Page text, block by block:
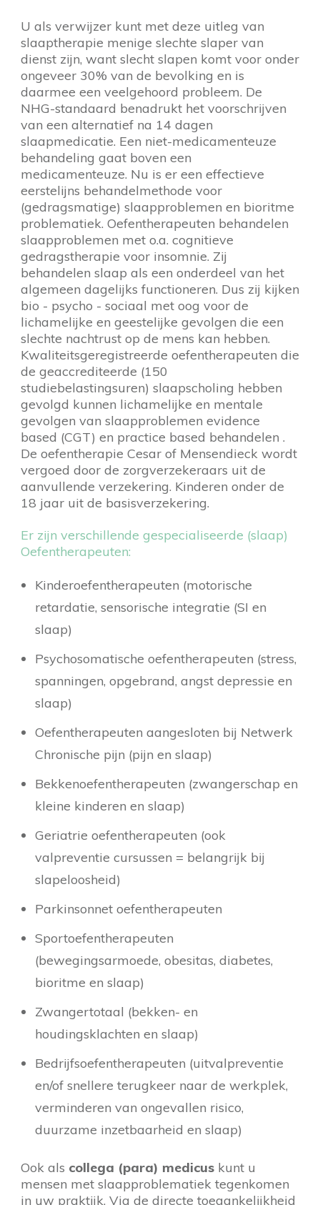
U als verwijzer kunt met deze uitleg van
slaaptherapie menige slechte slaper van
dienst zijn, want slecht slapen komt voor onder
ongeveer 30% van de bevolking en is
daarmee een veelgehoord probleem. De
NHG-standaard benadrukt het voorschrijven
van een alternatief na 14 dagen
slaapmedicatie. Een niet-medicamenteuze
behandeling gaat boven een
medicamenteuze. Nu is er een effectieve
eerstelijns behandelmethode voor
(gedragsmatige) slaapproblemen en bioritme
problematiek. Oefentherapeuten behandelen
slaapproblemen met o.a. cognitieve
gedragstherapie voor insomnie. Zij
behandelen slaap als een onderdeel van het
algemeen dagelijks functioneren. Dus zij kijken
bio - psycho - sociaal met oog voor de
lichamelijke en geestelijke gevolgen die een
slechte nachtrust op de mens kan hebben.
Kwaliteitsgeregistreerde oefentherapeuten die
de geaccrediteerde (150
studiebelastingsuren) slaapscholing hebben
gevolgd kunnen lichamelijke en mentale
gevolgen van slaapproblemen evidence
based (CGT) en practice based behandelen .
De oefentherapie Cesar of Mensendieck wordt
vergoed door de zorgverzekeraars uit de
aanvullende verzekering. Kinderen onder de
18 jaar uit de basisverzekering.
Er zijn verschillende gespecialiseerde (slaap)
Oefentherapeuten:
Kinderoefentherapeuten (motorische
retardatie, sensorische integratie (SI en
slaap)
Psychosomatische oefentherapeuten (stress,
spanningen, opgebrand, angst depressie en
slaap)
Oefentherapeuten aangesloten bij Netwerk
Chronische pijn (pijn en slaap)
Bekkenoefentherapeuten (zwangerschap en
kleine kinderen en slaap)
Geriatrie oefentherapeuten (ook
valpreventie cursussen = belangrijk bij
slapeloosheid)
Parkinsonnet oefentherapeuten
Sportoefentherapeuten
(bewegingsarmoede, obesitas, diabetes,
bioritme en slaap)
Zwangertotaal (bekken- en
houdingsklachten en slaap)
Bedrijfsoefentherapeuten (uitvalpreventie
en/of snellere terugkeer naar de werkplek,
verminderen van ongevallen risico,
duurzame inzetbaarheid en slaap)
Ook als collega (para) medicus kunt u
mensen met slaapproblematiek tegenkomen
in uw praktijk. Via de directe toegankelijkheid